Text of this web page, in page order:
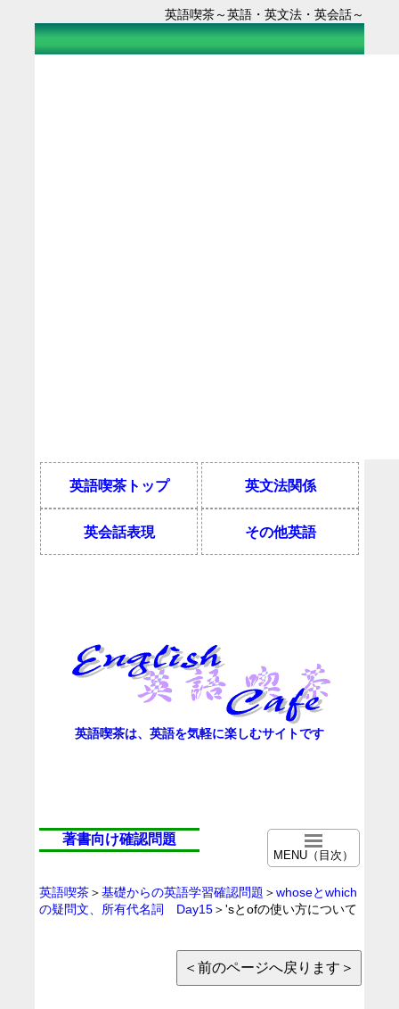
英語喫茶～英語・英文法・英会話～
英語喫茶トップ 英文法関係
英会話表現 その他英語
英語喫茶は、英語を気軽に楽しむサイトです
著書向け確認問題
MENU（目次）
英語喫茶＞基礎からの英語学習確認問題 ＞whoseとwhich
の疑問文、所有代名詞 Day15＞'sとofの使い方について